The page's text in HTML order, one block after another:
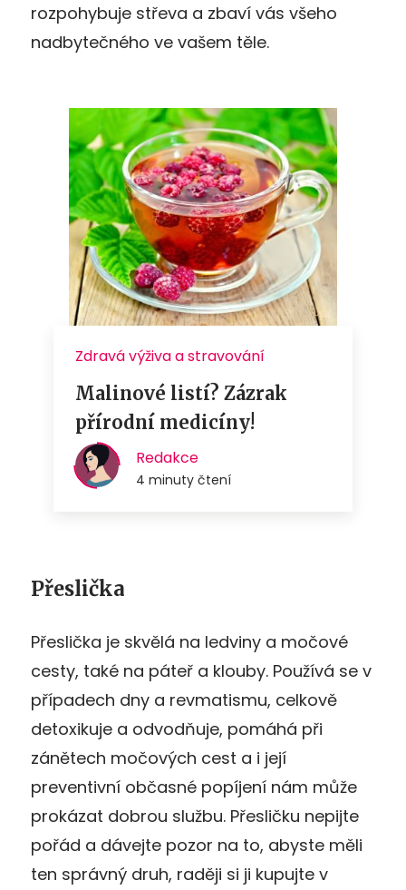
rozpohybuje střeva a zbaví vás všeho
nadbytečného ve vašem těle.
Přeslička
Přeslička je skvělá na ledviny a močové
cesty, také na páteř a klouby. Používá se v
případech dny a revmatismu, celkově
detoxikuje a odvodňuje, pomáhá při
zánětech močových cest a i její
preventivní občasné popíjení nám může
prokázat dobrou službu. Přesličku nepijte
pořád a dávejte pozor na to, abyste měli
ten správný druh, raději si ji kupujte v